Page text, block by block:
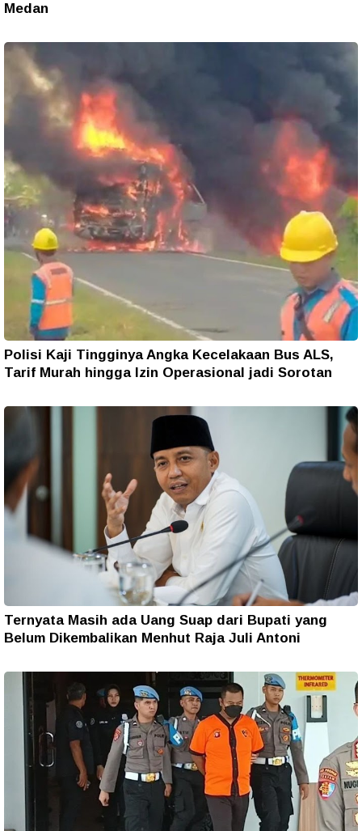
Medan
Polisi Kaji Tingginya Angka Kecelakaan Bus ALS,
Tarif Murah hingga Izin Operasional jadi Sorotan
Ternyata Masih ada Uang Suap dari Bupati yang
Belum Dikembalikan Menhut Raja Juli Antoni